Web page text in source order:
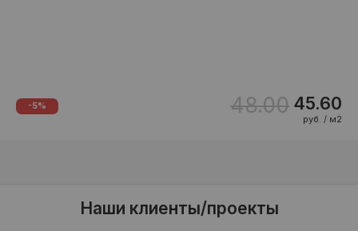
-5% 48.00 45.60
руб. / м2
Наши клиенты/проекты